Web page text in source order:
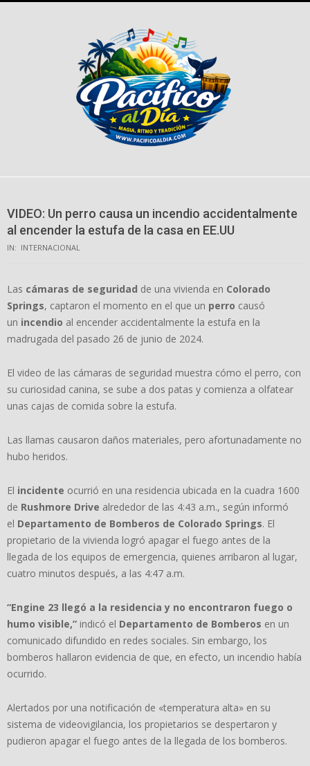
VIDEO: Un perro causa un incendio accidentalmente
al encender la estufa de la casa en EE.UU
IN: INTERNACIONAL
Las cámaras de seguridad de una vivienda en Colorado
Springs, captaron el momento en el que un perro causó
un incendio al encender accidentalmente la estufa en la
madrugada del pasado 26 de junio de 2024.
El video de las cámaras de seguridad muestra cómo el perro, con
su curiosidad canina, se sube a dos patas y comienza a olfatear
unas cajas de comida sobre la estufa.
Las llamas causaron daños materiales, pero afortunadamente no
hubo heridos.
El incidente ocurrió en una residencia ubicada en la cuadra 1600
de Rushmore Drive alrededor de las 4:43 a.m., según informó
el Departamento de Bomberos de Colorado Springs. El
propietario de la vivienda logró apagar el fuego antes de la
llegada de los equipos de emergencia, quienes arribaron al lugar,
cuatro minutos después, a las 4:47 a.m.
“Engine 23 llegó a la residencia y no encontraron fuego o
humo visible,” indicó el Departamento de Bomberos en un
comunicado difundido en redes sociales. Sin embargo, los
bomberos hallaron evidencia de que, en efecto, un incendio había
ocurrido.
Alertados por una notificación de «temperatura alta» en su
sistema de videovigilancia, los propietarios se despertaron y
pudieron apagar el fuego antes de la llegada de los bomberos.